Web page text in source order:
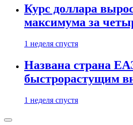
Курс доллара
максимума за
1 неделя спустя
Названа страна
быстрорастущим
1 неделя спустя